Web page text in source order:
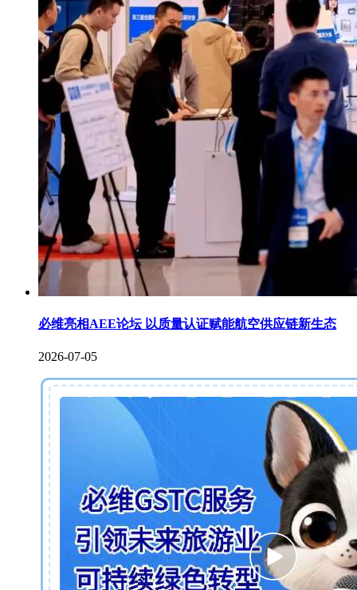
必维亮相AEE论坛 以质量认证赋能航空供应链新生态
2026-07-05